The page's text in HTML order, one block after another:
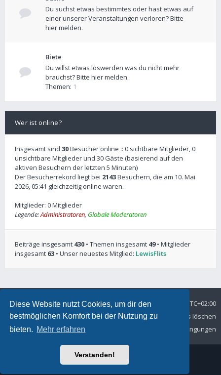
Diese Website nutzt Cookies, um dir den
bestmöglichen Komfort bei der Nutzung zu
bieten. Mehr erfahren
Verstanden!
Du suchst etwas bestimmtes oder hast etwas auf
einer unserer Veranstaltungen verloren? Bitte
hier melden.
Biete
Du willst etwas loswerden was du nicht mehr
brauchst? Bitte hier melden.
Themen: 1
Wer ist online?
Insgesamt sind 30Besucher online :: 0 sichtbare Mitglieder, 0
unsichtbare Mitglieder und 30 Gäste (basierend auf den
aktiven Besuchern der letzten 5 Minuten)
Der Besucherrekord liegt bei 2143Besuchern, die am 10. Mai
2026, 05:41 gleichzeitig online waren.
Mitglieder: 0 Mitglieder
Legende:Administratoren, Globale Moderatoren
Beiträge insgesamt 430 • Themen insgesamt 49• Mitglieder
insgesamt 63 • Unser neuestes Mitglied: LewisFlits
Foren-Übersicht Alle Zeiten sind
UTC+02:00
Alle Cookies löschen
Kontakt
Datenschutz
Nutzungsbedingungen